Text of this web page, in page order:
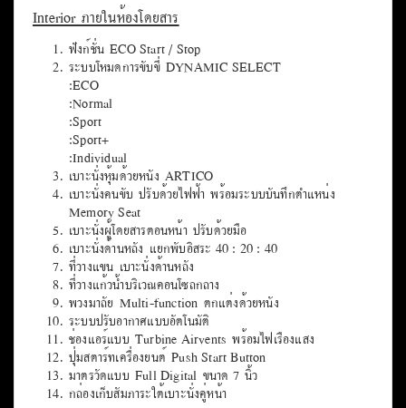
Interior ภายในห้องโดยสาร
ฟังก์ชั่น ECO Start / Stop
ระบบโหมดการขับขี่ DYNAMIC SELECT
:ECO
:Normal
:Sport
:Sport+
:Individual
เบาะนั่งหุ้มด้วยหนัง ARTICO
เบาะนั่งคนขับ ปรับด้วยไฟฟ้า พร้อมระบบบันทึกตำแหน่ง
Memory Seat
เบาะนั่งผู้โดยสารตอนหน้า ปรับด้วยมือ
เบาะนั่งด้านหลัง แยกพับอิสระ 40 : 20 : 40
ที่วางแขน เบาะนั่งด้านหลัง
ที่วางแก้วน้ำบริเวณคอนโซลกลาง
พวงมาลัย Multi-function ตกแต่งด้วยหนัง
ระบบปรับอากาศแบบอัตโนมัติ
ช่องแอร์แบบ Turbine Airvents พร้อมไฟเรืองแสง
ปุ่มสตาร์ทเครื่องยนต์ Push Start Button
มาตรวัดแบบ Full Digital ขนาด 7 นิ้ว
กล่องเก็บสัมภาระใต้เบาะนั่งคู่หน้า